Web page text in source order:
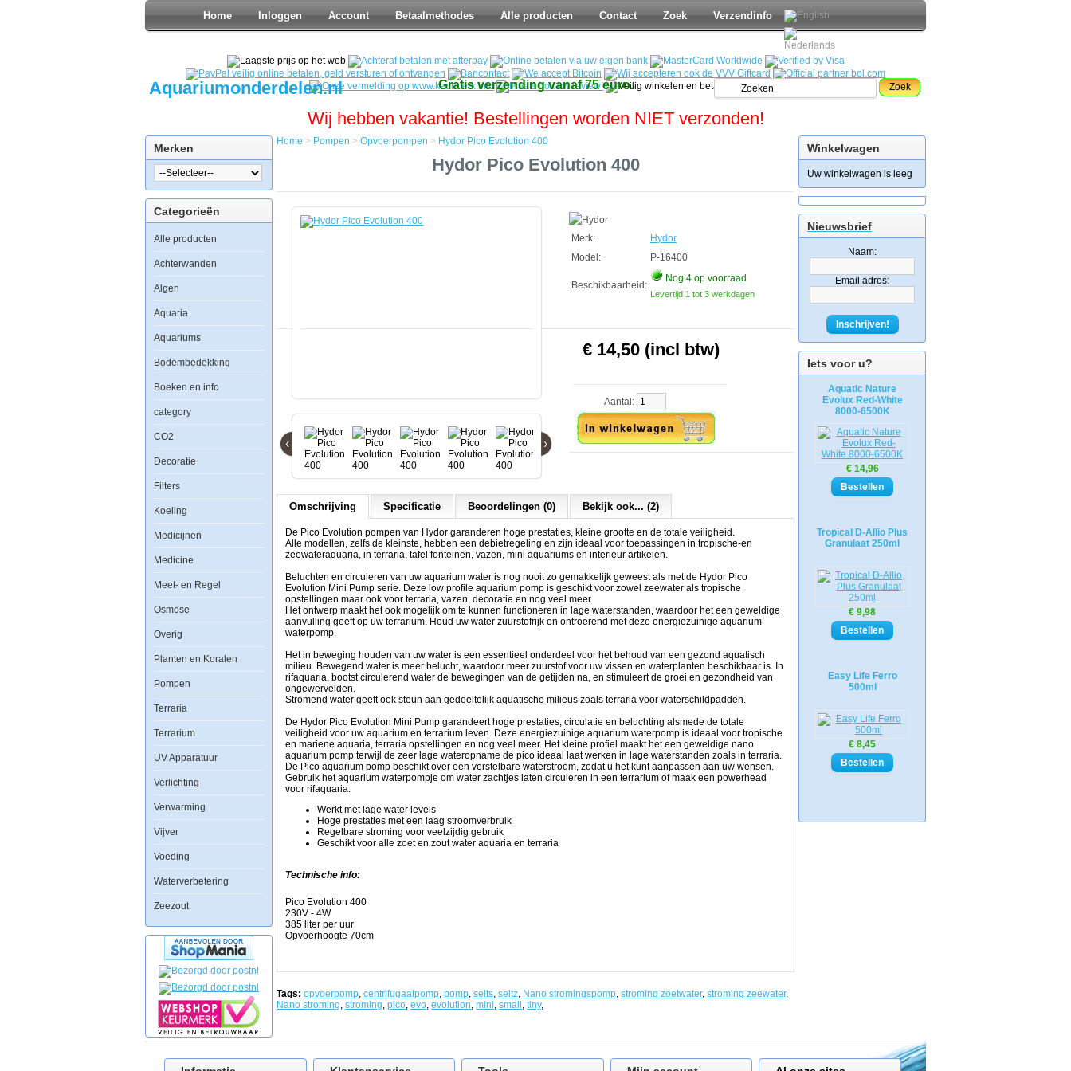
Home Inloggen Account Betaalmethodes Alle producten Contact Zoek Verzendinfo
Aquariumonderdelen.nl Gratis verzending vanaf 75 euro. Zoek
Wij hebben vakantie! Bestellingen worden NIET verzonden!
Merken
Categorieën
Alle producten
Achterwanden
Algen
Aquaria
Aquariums
Bodembedekking
Boeken en info
category
CO2
Decoratie
Filters
Koeling
Medicijnen
Medicine
Meet- en Regel
Osmose
Overig
Planten en Koralen
Pompen
Terraria
Terrarium
UV Apparatuur
Verlichting
Verwarming
Vijver
Voeding
Waterverbetering
Zeezout
Winkelwagen
Uw winkelwagen is leeg
Nieuwsbrief
Naam:
Email adres:
Inschrijven!
Iets voor u?
Aquatic Nature
Evolux Red-White
8000-6500K
€ 14,96
Tropical D-Allio Plus
Granulaat 250ml
€ 9,98
Easy Life Ferro
500ml
€ 8,45
Hydor
Pico
Evolution
Evolution
Evolution
pompen
van
Hydor
garanderen
hoge
kleine
grootte
de
totale
veiligheid.
modellen,
zelfs
de
kleinste,
hebben
een
debietregeling
en
zijn
ideaal
voor
toepassingen
tropische-
en
zeewateraquaria,
terraria,
tafel
fonteinen,
aquariums
interieur
Beluchten
circuleren
van
uw
aquarium
water
nooit
gemakkelijk
geweest
de
Home > Pompen > Opvoerpompen > Hydor Pico Evolution 400
Hydor Pico Evolution 400
‹ ›
Merk:
Hydor
Model:
P-16400
Beschikbaarheid:
Nog 4 op voorraad
Levertijd 1 tot 3 werkdagen
€ 14,50 (incl btw)
Aantal:
Omschrijving Specificatie Beoordelingen (0) Bekijk ook... (2)
De Pico Evolution pompen van Hydor garanderen hoge prestaties, kleine grootte en de totale veiligheid.
Alle modellen, zelfs de kleinste, hebben een debietregeling en zijn ideaal voor toepassingen in tropische-en
zeewateraquaria, in terraria, tafel fonteinen, vazen, mini aquariums en interieur artikelen.
Beluchten en circuleren van uw aquarium water is nog nooit zo gemakkelijk geweest als met de Hydor Pico
Evolution Mini Pump serie. Deze low profile aquarium pomp is geschikt voor zowel zeewater als tropische
opstellingen maar ook voor terraria, vazen, decoratie en nog veel meer.
Het ontwerp maakt het ook mogelijk om te kunnen functioneren in lage waterstanden, waardoor het een geweldige
aanvulling geeft op uw terrarium. Houd uw water zuurstofrijk en ontroerend met deze energiezuinige aquarium
waterpomp.
Het in beweging houden van uw water is een essentieel onderdeel voor het behoud van een gezond aquatisch
milieu. Bewegend water is meer belucht, waardoor meer zuurstof voor uw vissen en waterplanten beschikbaar is. In
rifaquaria, bootst circulerend water de bewegingen van de getijden na, en stimuleert de groei en gezondheid van
ongewervelden.
Stromend water geeft ook steun aan gedeeltelijk aquatische milieus zoals terraria voor waterschildpadden.
De Hydor Pico Evolution Mini Pump garandeert hoge prestaties, circulatie en beluchting alsmede de totale
veiligheid voor uw aquarium en terrarium leven. Deze energiezuinige aquarium waterpomp is ideaal voor tropische
en mariene aquaria, terraria opstellingen en nog veel meer. Het kleine profiel maakt het een geweldige nano
aquarium pomp terwijl de zeer lage wateropname de pico ideaal laat werken in lage waterstanden zoals in terraria.
De Pico aquarium pomp beschikt over een verstelbare waterstroom, zodat u het kunt aanpassen aan uw wensen.
Gebruik het aquarium waterpompje om water zachtjes laten circuleren in een terrarium of maak een powerhead
voor rifaquaria.
Werkt met lage water levels
Hoge prestaties met een laag stroomverbruik
Regelbare stroming voor veelzijdig gebruik
Geschikt voor alle zoet en zout water aquaria en terraria
Technische info:
Pico Evolution 400
230V - 4W
385 liter per uur
Opvoerhoogte 70cm
Tags: opvoerpomp, centrifugaalpomp, pomp, selts, seltz, Nano stromingspomp, stroming zoetwater, stroming zeewater,
Nano stroming, stroming, pico, evo, evolution, mini, small , tiny,